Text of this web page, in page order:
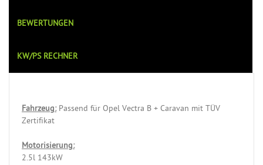
BEWERTUNGEN
KW/PS RECHNER
Fahrzeug:Passend für Opel Vectra B + Caravan mit TÜV
Zertifikat
Motorisierung:
2.5l 143kW